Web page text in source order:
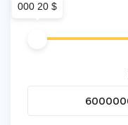
$ 20 000